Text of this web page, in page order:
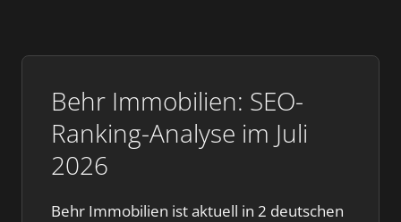
Behr Immobilien: SEO-
Ranking-Analyse im Juli
2026
Behr Immobilien ist aktuell in 2 deutschen